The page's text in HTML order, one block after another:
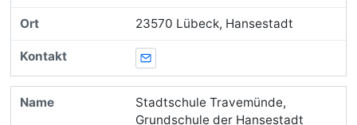
23570 Lübeck, Hansestadt
E-Mail
Stadtschule Travemünde,
Grundschule der Hansestadt